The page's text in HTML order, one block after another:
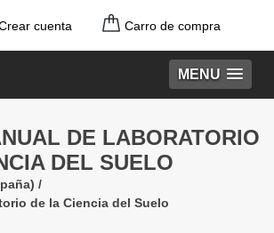
cuenta Carro de compra
MENU
DE LABORATORIO
DEL SUELO
/
de la Ciencia del Suelo